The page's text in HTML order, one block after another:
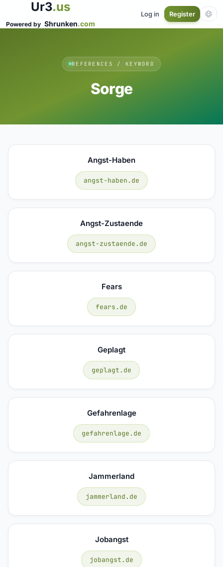
Ur3.us
Powered by Shrunken.com
Log in Register
REFERENCES / KEYWORD
Sorge
Angst-Haben
angst-haben.de
Angst-Zustaende
angst-zustaende.de
Fears
fears.de
Geplagt
geplagt.de
Gefahrenlage
gefahrenlage.de
Jammerland
jammerland.de
Jobangst
jobangst.de